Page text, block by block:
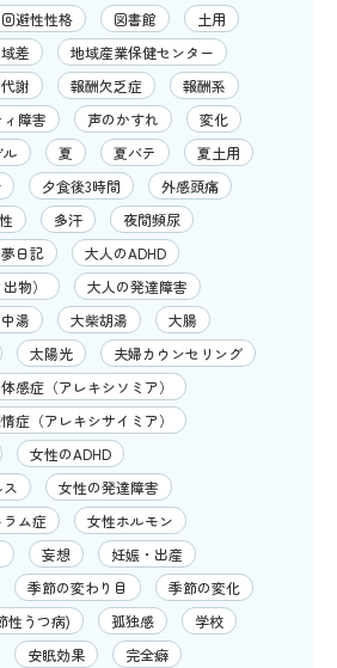
回避性性格 図書館
土用
差
地域産業保健センター
謝 報酬欠乏症
報酬系
障害
声のかすれ
変化
夏 夏バテ
夏土用
夕食後3時間
外感頭痛
多汗
夜間頻尿
夢日記
大人のADHD
物）
大人の発達障害
湯 大柴胡湯
大腸
太陽光
夫婦カウンセリング
感症（アレキシソミア）
症（アレキシサイミア）
女性のADHD
女性の発達障害
ム症
女性ホルモン
妄想
妊娠・出産
季節の変わり目
季節の変化
性うつ病)
孤独感
学校
安眠効果
完全癖